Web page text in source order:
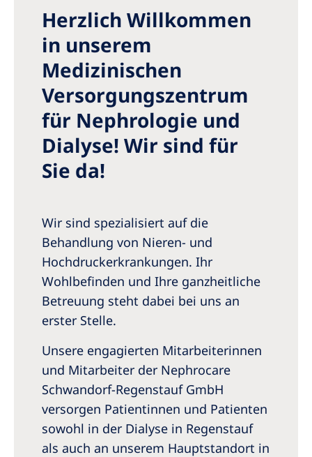
Philippines
North America
United States of America
NephroCare International
Global Website
Herzlich Willkommen
in unserem
Medizinischen
Versorgungszentrum
für Nephrologie und
Dialyse! Wir sind für
Sie da!
Wir sind spezialisiert auf die
Behandlung von Nieren- und
Hochdruckerkrankungen. Ihr
Wohlbefinden und Ihre ganzheitliche
Betreuung steht dabei bei uns an
erster Stelle.
Unsere engagierten Mitarbeiterinnen
und Mitarbeiter der Nephrocare
Schwandorf-Regenstauf GmbH
versorgen Patientinnen und Patienten
sowohl in der Dialyse in Regenstauf
als auch an unserem Hauptstandort in